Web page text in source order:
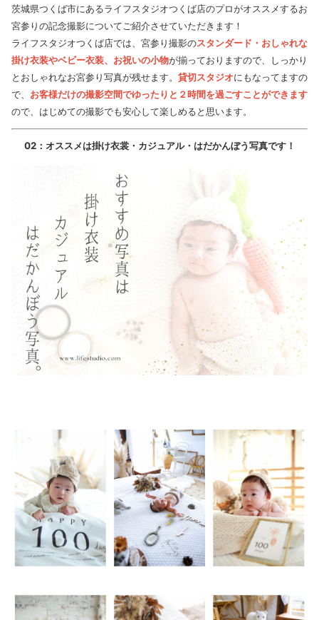
茨城県つくば市にあるライフスタジオつくば店のプロがオススメするお
宮参りの記念撮影についてご紹介させていただきます！
ライフスタジオつくば店では、宮参り撮影のスタンダード・おしゃれな
掛け衣装やベビー衣装、お祝いの小物が揃っておりますので、しっかり
とおしゃれなお宮参り写真が残せます。 貸切スタジオにもなってますの
で、 お客様だけの撮影空間でゆったりと２時間を過ごすことができます
ので、はじめての撮影でも安心して楽しめると思います。
02：オススメは掛け衣裳・カジュアル・はだかんぼう写真です！